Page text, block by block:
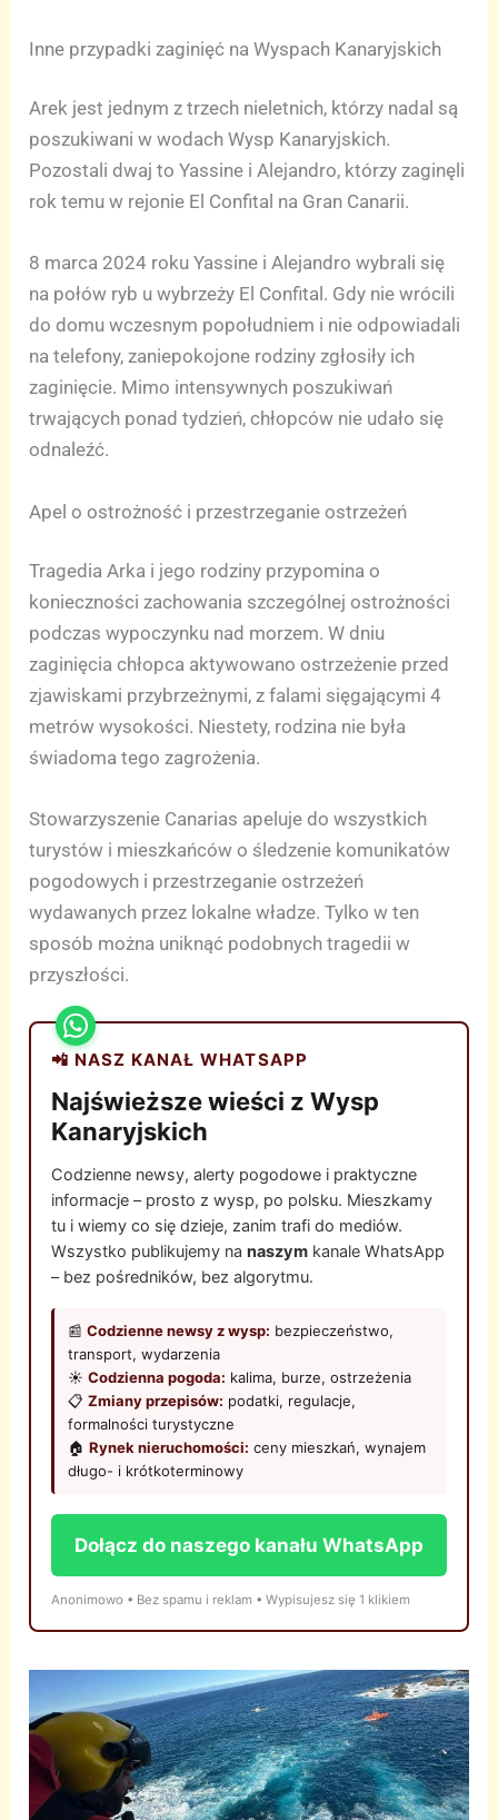
Inne przypadki zaginięć na Wyspach Kanaryjskich
Arek jest jednym z trzech nieletnich, którzy nadal są
poszukiwani w wodach Wysp Kanaryjskich.
Pozostali dwaj to Yassine i Alejandro, którzy zaginęli
rok temu w rejonie El Confital na Gran Canarii.
8 marca 2024 roku Yassine i Alejandro wybrali się
na połów ryb u wybrzeży El Confital. Gdy nie wrócili
do domu wczesnym popołudniem i nie odpowiadali
na telefony, zaniepokojone rodziny zgłosiły ich
zaginięcie. Mimo intensywnych poszukiwań
trwających ponad tydzień, chłopców nie udało się
odnaleźć.
Apel o ostrożność i przestrzeganie ostrzeżeń
Tragedia Arka i jego rodziny przypomina o
konieczności zachowania szczególnej ostrożności
podczas wypoczynku nad morzem. W dniu
zaginięcia chłopca aktywowano ostrzeżenie przed
zjawiskami przybrzeżnymi, z falami sięgającymi 4
metrów wysokości. Niestety, rodzina nie była
świadoma tego zagrożenia.
Stowarzyszenie Canarias apeluje do wszystkich
turystów i mieszkańców o śledzenie komunikatów
pogodowych i przestrzeganie ostrzeżeń
wydawanych przez lokalne władze. Tylko w ten
sposób można uniknąć podobnych tragedii w
przyszłości.
📲 NASZ KANAŁ WHATSAPP
Najświeższe wieści z Wysp
Kanaryjskich
Codzienne newsy, alerty pogodowe i praktyczne
informacje – prosto z wysp, po polsku. Mieszkamy
tu i wiemy co się dzieje, zanim trafi do mediów.
Wszystko publikujemy nanaszym kanale WhatsApp
– bez pośredników, bez algorytmu.
📰Codzienne newsy z wysp: bezpieczeństwo,
transport, wydarzenia
☀️Codzienna pogoda: kalima, burze, ostrzeżenia
📋Zmiany przepisów: podatki, regulacje,
formalności turystyczne
🏠Rynek nieruchomości: ceny mieszkań, wynajem
długo- i krótkoterminowy
Dołącz do naszego kanału WhatsApp
Anonimowo • Bez spamu i reklam • Wypisujesz się 1 klikiem